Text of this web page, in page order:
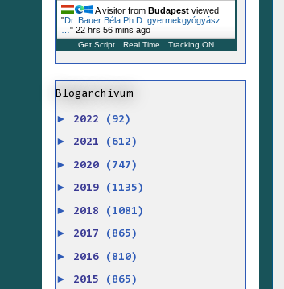
A visitor from Budapest viewed
"Dr. Bauer Béla Ph.D. gyermekgyógyász:
" 22 hrs 56 mins ago
Get Script Real Time Tracking ON
Blogarchívum
► 2022 (92)
► 2021 (612)
► 2020 (747)
► 2019 (1135)
► 2018 (1081)
► 2017 (865)
► 2016 (810)
► 2015 (865)